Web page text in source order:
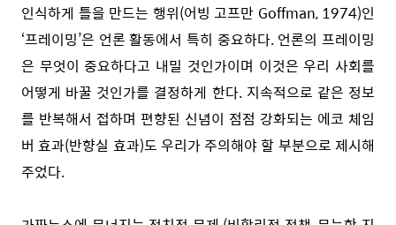
인식하게 틀을 만드는 행위(어빙 고프만 Goffman, 1974)인
‘프레이밍’은 언론 활동에서 특히 중요하다. 언론의 프레이밍
은 무엇이 중요하다고 내밀 것인가이며 이것은 우리 사회를
어떻게 바꿀 것인가를 결정하게 한다. 지속적으로 같은 정보
를 반복해서 접하며 편향된 신념이 점점 강화되는 에코 체임
버 효과(반향실 효과)도 우리가 주의해야 할 부분으로 제시해
주었다.